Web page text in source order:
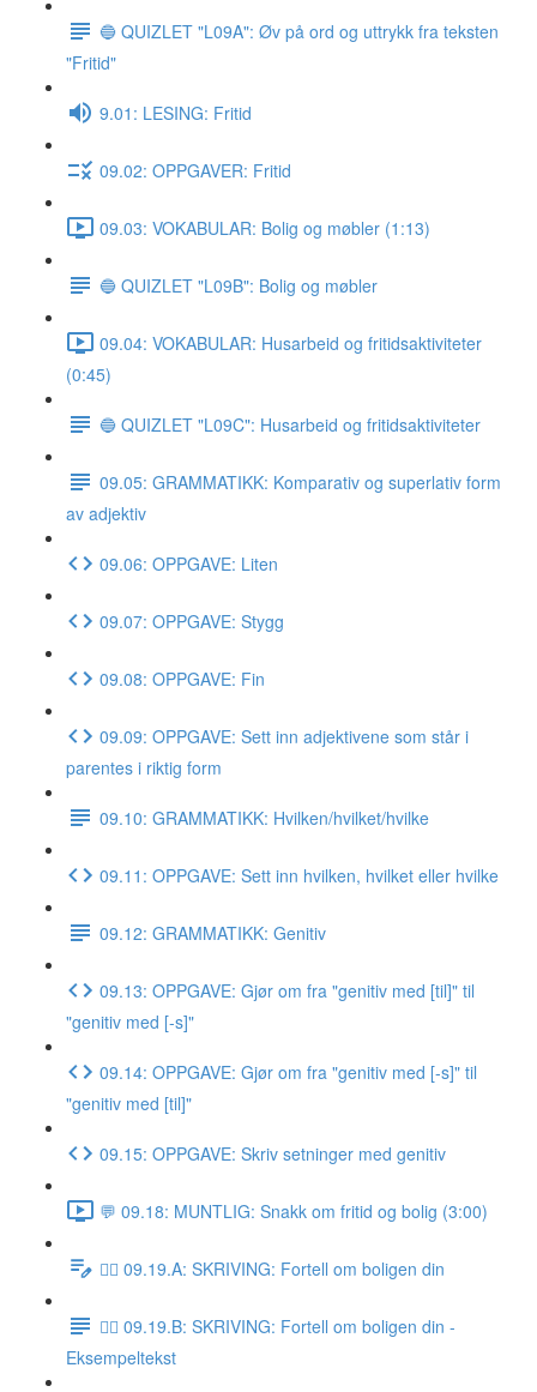
🔵 QUIZLET "L09A": Øv på ord og uttrykk fra teksten
"Fritid"
9.01: LESING: Fritid
09.02: OPPGAVER: Fritid
09.03: VOKABULAR: Bolig og møbler (1:13)
🔵 QUIZLET "L09B": Bolig og møbler
09.04: VOKABULAR: Husarbeid og fritidsaktiviteter
(0:45)
🔵 QUIZLET "L09C": Husarbeid og fritidsaktiviteter
09.05: GRAMMATIKK: Komparativ og superlativ form
av adjektiv
09.06: OPPGAVE: Liten
09.07: OPPGAVE: Stygg
09.08: OPPGAVE: Fin
09.09: OPPGAVE: Sett inn adjektivene som står i
parentes i riktig form
09.10: GRAMMATIKK: Hvilken/hvilket/hvilke
09.11: OPPGAVE: Sett inn hvilken, hvilket eller hvilke
09.12: GRAMMATIKK: Genitiv
09.13: OPPGAVE: Gjør om fra "genitiv med [til]" til
"genitiv med [-s]"
09.14: OPPGAVE: Gjør om fra "genitiv med [-s]" til
"genitiv med [til]"
09.15: OPPGAVE: Skriv setninger med genitiv
💬 09.18: MUNTLIG: Snakk om fritid og bolig (3:00)
✍🏼 09.19.A: SKRIVING: Fortell om boligen din
✍🏼 09.19.B: SKRIVING: Fortell om boligen din -
Eksempeltekst